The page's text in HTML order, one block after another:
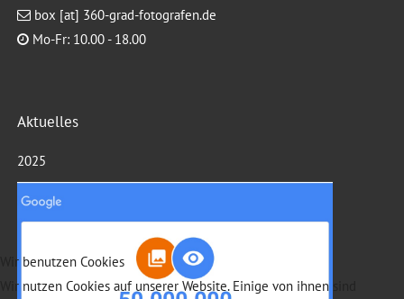
box [at] 360-grad-fotografen.de
Mo-Fr: 10.00 - 18.00
Aktuelles
2025
Wir benutzen Cookies
Wir nutzen Cookies auf unserer Website. Einige von ihnen sind